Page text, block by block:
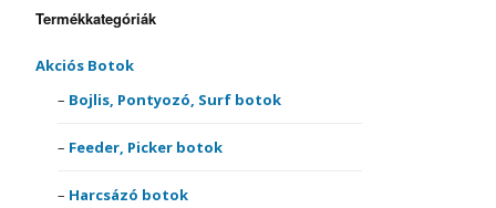
Termékkategóriák
Akciós Botok
Bojlis, Pontyozó, Surf botok
Feeder, Picker botok
Harcsázó botok